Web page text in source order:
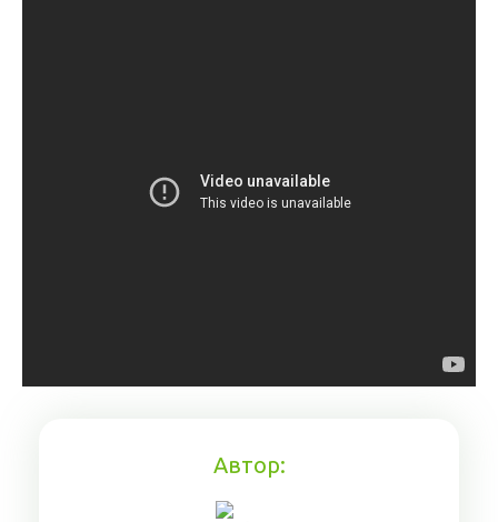
Автор: